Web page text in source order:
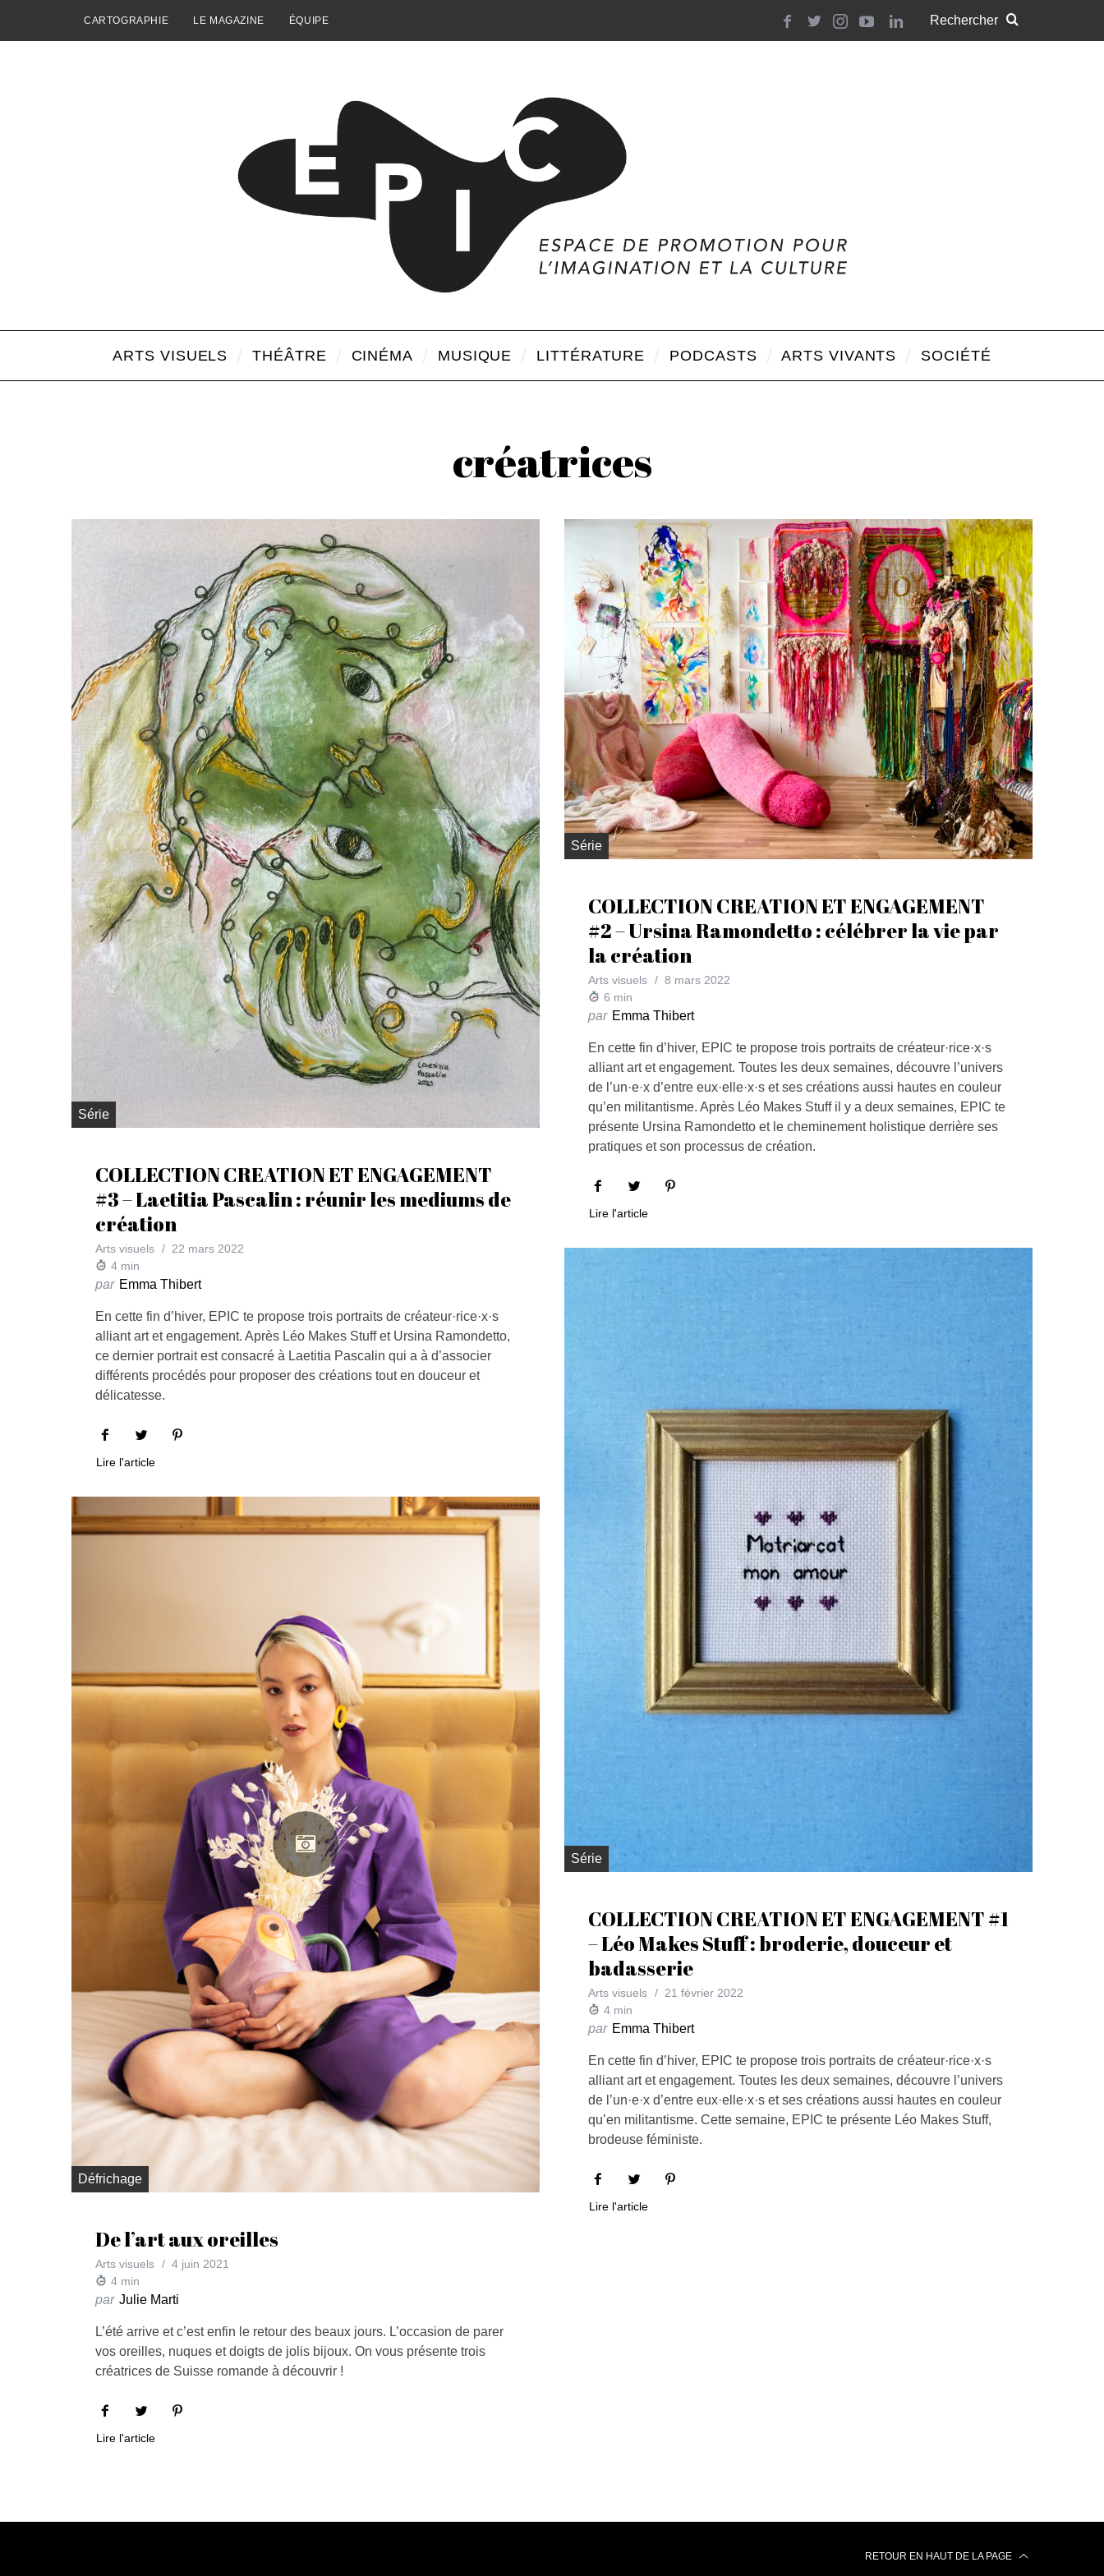
CARTOGRAPHIE LE MAGAZINE ÉQUIPE
ARTS VISUELS THÉÂTRE CINÉMA MUSIQUE LITTÉRATURE PODCASTS ARTS VIVANTS SOCIÉTÉ
créatrices
Série
COLLECTION CREATION ET ENGAGEMENT
#3 – Laetitia Pascalin : réunir les mediums de
création
Arts visuels
22 mars 2022
4 min
par Emma Thibert
En cette fin d’hiver, EPIC te propose trois portraits de créateur·rice·x·s
alliant art et engagement. Après Léo Makes Stuff et Ursina Ramondetto,
ce dernier portrait est consacré à Laetitia Pascalin qui a à d’associer
différents procédés pour proposer des créations tout en douceur et
délicatesse.
Lire l'article
Série
COLLECTION CREATION ET ENGAGEMENT
#2 – Ursina Ramondetto : célébrer la vie par
la création
Arts visuels
8 mars 2022
6 min
par Emma Thibert
En cette fin d’hiver, EPIC te propose trois portraits de créateur·rice·x·s
alliant art et engagement. Toutes les deux semaines, découvre l’univers
de l’un·e·x d’entre eux·elle·x·s et ses créations aussi hautes en couleur
qu’en militantisme. Après Léo Makes Stuff il y a deux semaines, EPIC te
présente Ursina Ramondetto et le cheminement holistique derrière ses
pratiques et son processus de création.
Lire l'article
Série
COLLECTION CREATION ET ENGAGEMENT #1
– Léo Makes Stuff : broderie, douceur et
badasserie
Arts visuels
21 février 2022
4 min
par Emma Thibert
En cette fin d’hiver, EPIC te propose trois portraits de créateur·rice·x·s
alliant art et engagement. Toutes les deux semaines, découvre l’univers
de l’un·e·x d’entre eux·elle·x·s et ses créations aussi hautes en couleur
qu’en militantisme. Cette semaine, EPIC te présente Léo Makes Stuff,
brodeuse féministe.
Lire l'article
Défrichage
De l’art aux oreilles
Arts visuels
4 juin 2021
4 min
par Julie Marti
L’été arrive et c’est enfin le retour des beaux jours. L’occasion de parer
vos oreilles, nuques et doigts de jolis bijoux. On vous présente trois
créatrices de Suisse romande à découvrir !
Lire l'article
RETOUR EN HAUT DE LA PAGE